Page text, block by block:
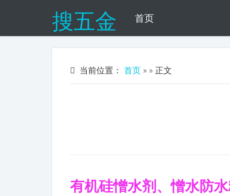
搜五金 首页
当前位置： 首页 » » 正文
有机硅憎水剂、憎水防